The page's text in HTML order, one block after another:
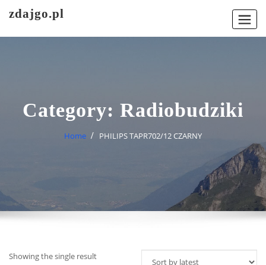
zdajgo.pl
Category: Radiobudziki
Home PHILIPS TAPR702/12 CZARNY
Showing the single result